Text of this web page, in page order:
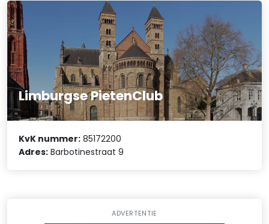
Limburgse PietenClub
KvK nummer: 85172200
Adres: Barbotinestraat 9
ADVERTENTIE